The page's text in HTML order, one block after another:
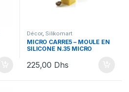
Décor, Silikomart
MICRO CARRE5 – MOULE EN
SILICONE N.35 MICRO
225,00 Dhs